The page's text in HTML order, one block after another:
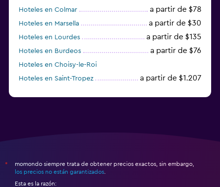
Hoteles en Colmar a partir de $78
Hoteles en Marsella a partir de $30
Hoteles en Lourdes a partir de $135
Hoteles en Burdeos a partir de $76
Hoteles en Choisy-le-Roi
Hoteles en Saint-Tropez
a partir de $1.207
*
momondo siempre trata de obtener precios exactos, sin embargo,
los precios no están garantizados
Esta es la razón: